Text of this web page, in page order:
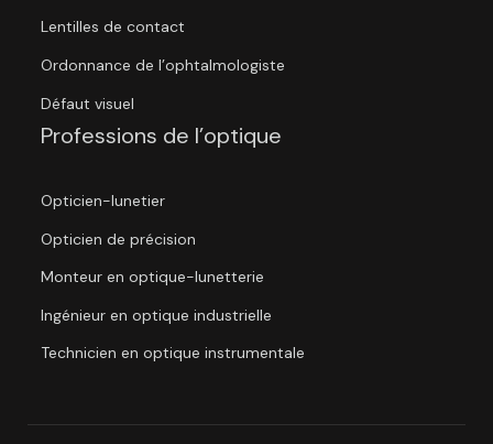
Lentilles de contact
Ordonnance de l’ophtalmologiste
Défaut visuel
Professions de l’optique
Opticien-lunetier
Opticien de précision
Monteur en optique-lunetterie
Ingénieur en optique industrielle
Technicien en optique instrumentale